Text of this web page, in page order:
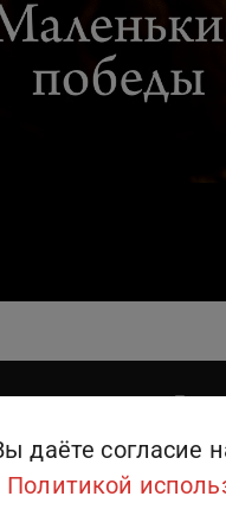
даёте согласие
Политикой